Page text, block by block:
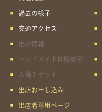
過去の様子
交通アクセス
出店情報
ハンドメイド体験教室
入場チケット
出店お申し込み
出店者専用ページ